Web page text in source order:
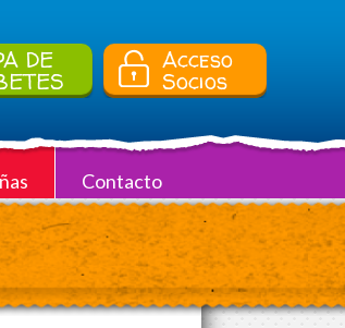
Acceso
Socios
DE
Contacto